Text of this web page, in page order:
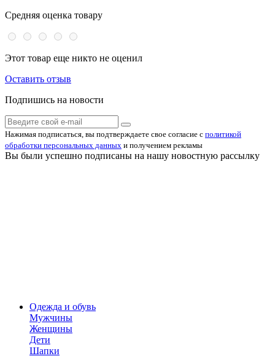
Средняя оценка товару
Этот товар еще никто не оценил
Оставить отзыв
Подпишись на новости
Нажимая подписаться, вы подтверждаете свое согласие с политикой
обработки персональных данных и получением рекламы
Вы были успешно подписаны на нашу новостную рассылку
Одежда и обувь
Мужчины
Женщины
Дети
Шапки